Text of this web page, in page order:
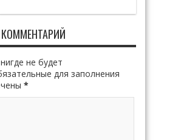
не будет
для заполнения
*